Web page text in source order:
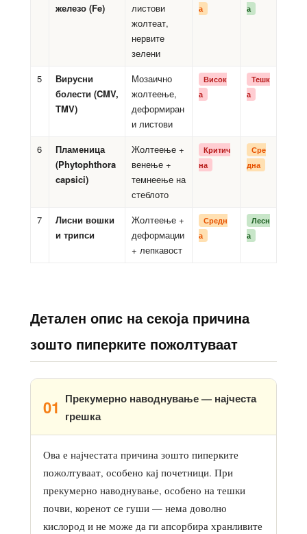
железо (Fe)
листови
жолтеат,
нервите
зелени
а
а
5
Вирусни
болести (CMV,
TMV)
Мозаично
жолтеење,
деформиран
и листови
Висок
а
Тешк
а
6
Пламеница
(Phytophthora
capsici)
Жолтеење +
венење +
темнеење на
стеблото
Критич
на
Сре
дна
7
Лисни вошки
и трипси
Жолтеење +
деформации
+ лепкавост
Средн
а
Лесн
а
Детален опис на секоја причина
зошто пиперките пожолтуваат
01 Прекумерно наводнување — најчеста
грешка
Ова е најчестата причина зошто пиперките
пожолтуваат, особено кај почетници. При
прекумерно наводнување, особено на тешки
почви, коренот се гуши — нема доволно
кислород и не може да ги апсорбира хранливите